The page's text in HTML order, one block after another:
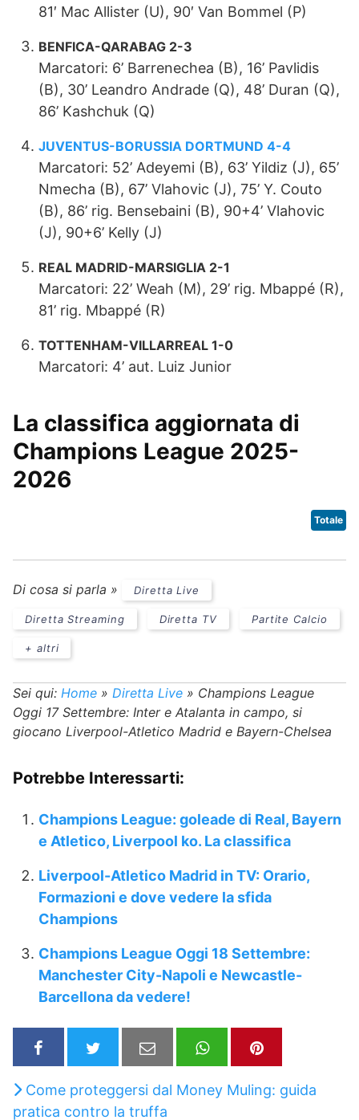
81′ Mac Allister (U), 90′ Van Bommel (P)
BENFICA-QARABAG 2-3
Marcatori: 6’ Barrenechea (B), 16’ Pavlidis
(B), 30’ Leandro Andrade (Q), 48’ Duran (Q),
86’ Kashchuk (Q)
JUVENTUS-BORUSSIA DORTMUND 4-4
Marcatori: 52’ Adeyemi (B), 63’ Yildiz (J), 65’
Nmecha (B), 67’ Vlahovic (J), 75’ Y. Couto
(B), 86’ rig. Bensebaini (B), 90+4’ Vlahovic
(J), 90+6’ Kelly (J)
REAL MADRID-MARSIGLIA 2-1
Marcatori: 22’ Weah (M), 29’ rig. Mbappé (R),
81’ rig. Mbappé (R)
TOTTENHAM-VILLARREAL 1-0
Marcatori: 4’ aut. Luiz Junior
La classifica aggiornata di
Champions League 2025-
2026
Totale
Di cosa si parla » Diretta Live
Diretta Streaming Diretta TV Partite Calcio
+ altri
Sei qui: Home » Diretta Live » Champions League
Oggi 17 Settembre: Inter e Atalanta in campo, si
giocano Liverpool-Atletico Madrid e Bayern-Chelsea
Potrebbe Interessarti:
Champions League: goleade di Real, Bayern
e Atletico, Liverpool ko. La classifica
Liverpool-Atletico Madrid in TV: Orario,
Formazioni e dove vedere la sfida
Champions
Champions League Oggi 18 Settembre:
Manchester City-Napoli e Newcastle-
Barcellona da vedere!
Come proteggersi dal Money Muling: guida
pratica contro la truffa